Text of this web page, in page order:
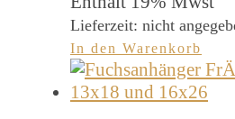
Lieferzeit: nicht
In den Warenkorb